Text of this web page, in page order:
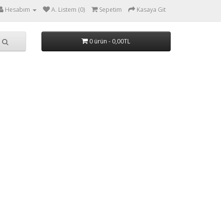
Hesabım A. Listem (0) Sepetim Kasaya Git
0 ürün - 0,00TL